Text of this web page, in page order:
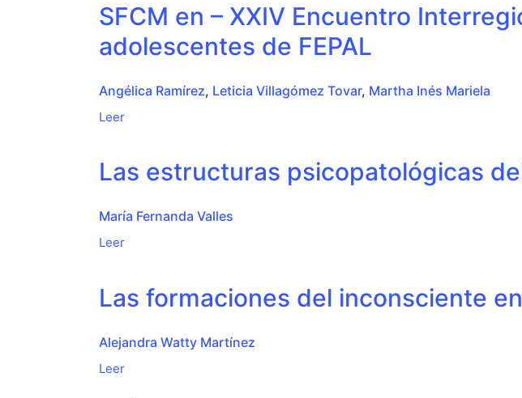
SFCM en – XXIV Encuentro
adolescentes de FEPAL
Angélica Ramírez, Leticia Villagómez Tovar, Martha Inés Mariela
Leer
Las estructuras psicopatológicas
María Fernanda Valles
Leer
Las formaciones del inconsciente
Alejandra Watty Martínez
Leer